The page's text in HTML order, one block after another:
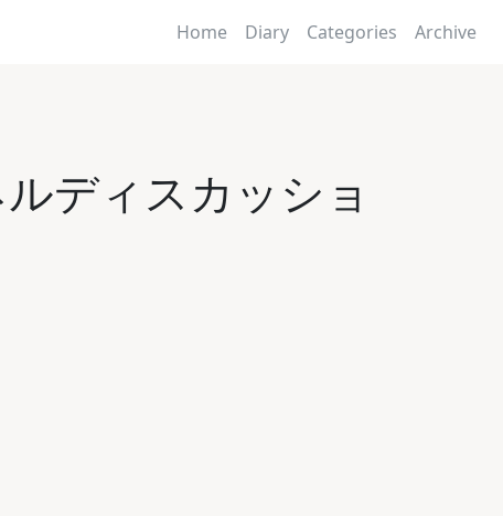
Home Diary Categories Archive
ディスカッショ